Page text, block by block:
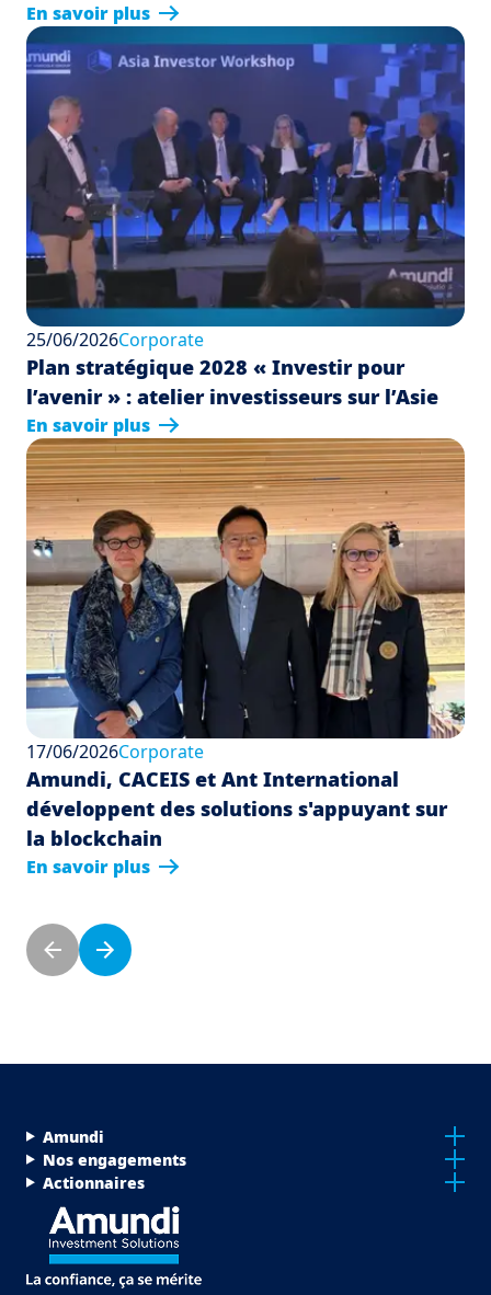
En savoir plus
25/06/2026Corporate
Plan stratégique 2028 « Investir pour
l’avenir » : atelier investisseurs sur l’Asie
En savoir plus
17/06/2026Corporate
Amundi, CACEIS et Ant International
développent des solutions s'appuyant sur
la blockchain
En savoir plus
Pagination
Previous page
Next page
Menu Footer Top
Amundi
Nos engagements
Actionnaires